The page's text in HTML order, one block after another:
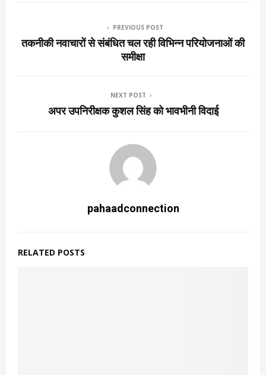
PREVIOUS POST
तकनीकी नवाचारों से संबंधित चल रही विभिन्न परियोजनाओं की
समीक्षा
NEXT POST
अपर उपनिरीक्षक कुशल सिंह को भावभीनी विदाई
pahaadconnection
RELATED POSTS